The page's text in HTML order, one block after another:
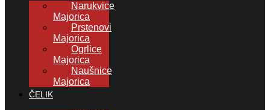
Narukvice
Majorica
Prstenovi
Majorica
Ogrlice
Majorica
Naušnice
Majorica
ČELIK